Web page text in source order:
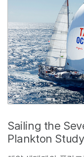
Sailing the
Plankton Study